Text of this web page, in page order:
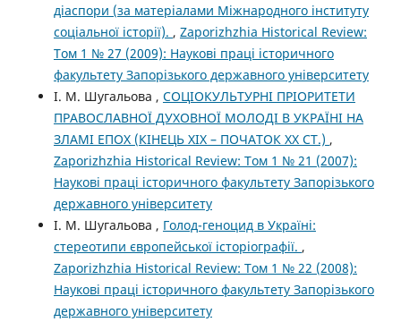
діаспори (за матеріалами Міжнародного інституту
соціальної історії). , Zaporizhzhia Historical Review:
Том 1 № 27 (2009): Наукові праці історичного
факультету Запорізького державного університету
І. М. Шугальова , СОЦІОКУЛЬТУРНІ ПРІОРИТЕТИ
ПРАВОСЛАВНОЇ ДУХОВНОЇ МОЛОДІ В УКРАЇНІ НА
ЗЛАМІ ЕПОХ (КІНЕЦЬ ХІХ – ПОЧАТОК ХХ СТ.) ,
Zaporizhzhia Historical Review: Том 1 № 21 (2007):
Наукові праці історичного факультету Запорізького
державного університету
І. М. Шугальова , Голод-геноцид в Україні:
стереотипи європейської історіографії. ,
Zaporizhzhia Historical Review: Том 1 № 22 (2008):
Наукові праці історичного факультету Запорізького
державного університету